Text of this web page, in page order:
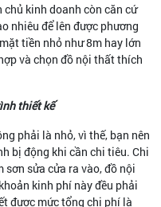
kinh doanh còn căn cứ
nhiêu để lên được phương
tiền nhỏ như 8m hay lớn
và chọn đồ nội thất thích
thiết kế
phải là nhỏ, vì thế, bạn nên
bị động khi cần chi tiêu. Chi
sửa cửa ra vào, đồ nội
kinh phí này đều phải
được mức tổng chi phí là